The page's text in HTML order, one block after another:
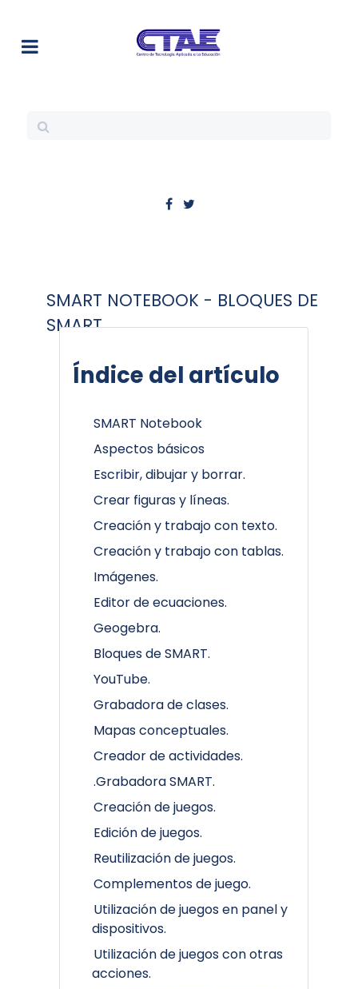
SMART NOTEBOOK - BLOQUES DE
SMART.
Índice del artículo
SMART Notebook
Aspectos básicos
Escribir, dibujar y borrar.
Crear figuras y líneas.
Creación y trabajo con texto.
Creación y trabajo con tablas.
Imágenes.
Editor de ecuaciones.
Geogebra.
Bloques de SMART.
YouTube.
Grabadora de clases.
Mapas conceptuales.
Creador de actividades.
.Grabadora SMART.
Creación de juegos.
Edición de juegos.
Reutilización de juegos.
Complementos de juego.
Utilización de juegos en panel y
dispositivos.
Utilización de juegos con otras
acciones.